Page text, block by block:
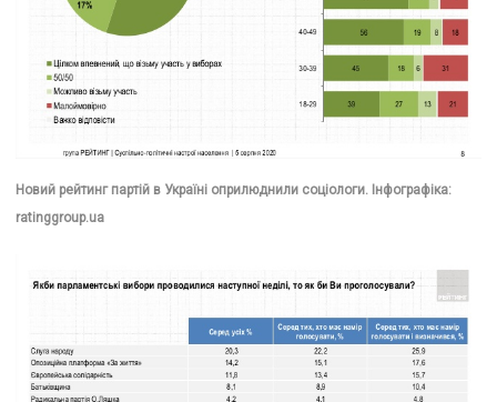
Новий рейтинг партій в Україні оприлюднили соціологи. Інфографіка:
ratinggroup.ua